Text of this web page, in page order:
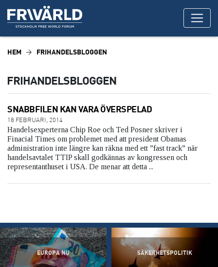
HEM FRIHANDELSBLOGGEN
FRIHANDELSBLOGGEN
SNABBFILEN KAN VARA ÖVERSPELAD
18 FEBRUARI, 2014
Handelsexperterna Chip Roe och Ted Posner skriver i
Finacial Times om problemet med att president Obamas
administration inte längre kan räkna med ett ”fast track” när
handelsavtalet TTIP skall godkännas av kongressen och
representanthuset i USA. De menar att detta ...
EUROPA NU SÄKERHETSPOLITIK